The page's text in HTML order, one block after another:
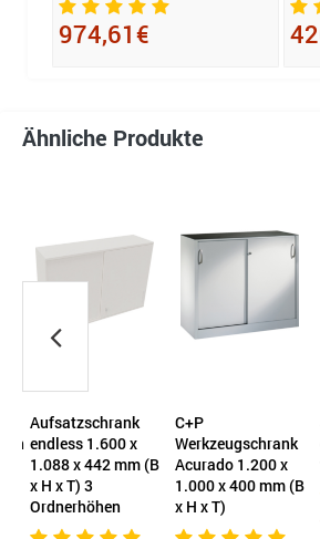
974,61€
Ähnliche Produkte
C+P
Werkzeugschrank
Acurado 1.200 x
1.000 x 400 mm (B
x H x T)
endless
verkehrsweiß
432,21€